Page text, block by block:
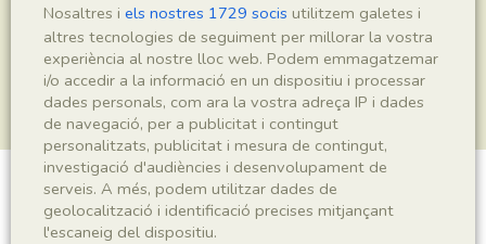
Plantae indet.
Nosaltres i els nostres 1729 socis utilitzem galetes i
altres tecnologies de seguiment per millorar la vostra
experiència al nostre lloc web. Podem emmagatzemar
i/o accedir a la informació en un dispositiu i processar
dades personals, com ara la vostra adreça IP i dades
de navegació, per a publicitat i contingut
personalitzats, publicitat i mesura de contingut,
investigació d'audiències i desenvolupament de
serveis. A més, podem utilitzar dades de
geolocalització i identificació precises mitjançant
l'escaneig del dispositiu.